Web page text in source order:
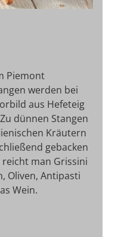
Piemont
werden bei
aus Hefeteig
dünnen Stangen
Kräutern
gebacken
man Grissini
Oliven, Antipasti
Wein.